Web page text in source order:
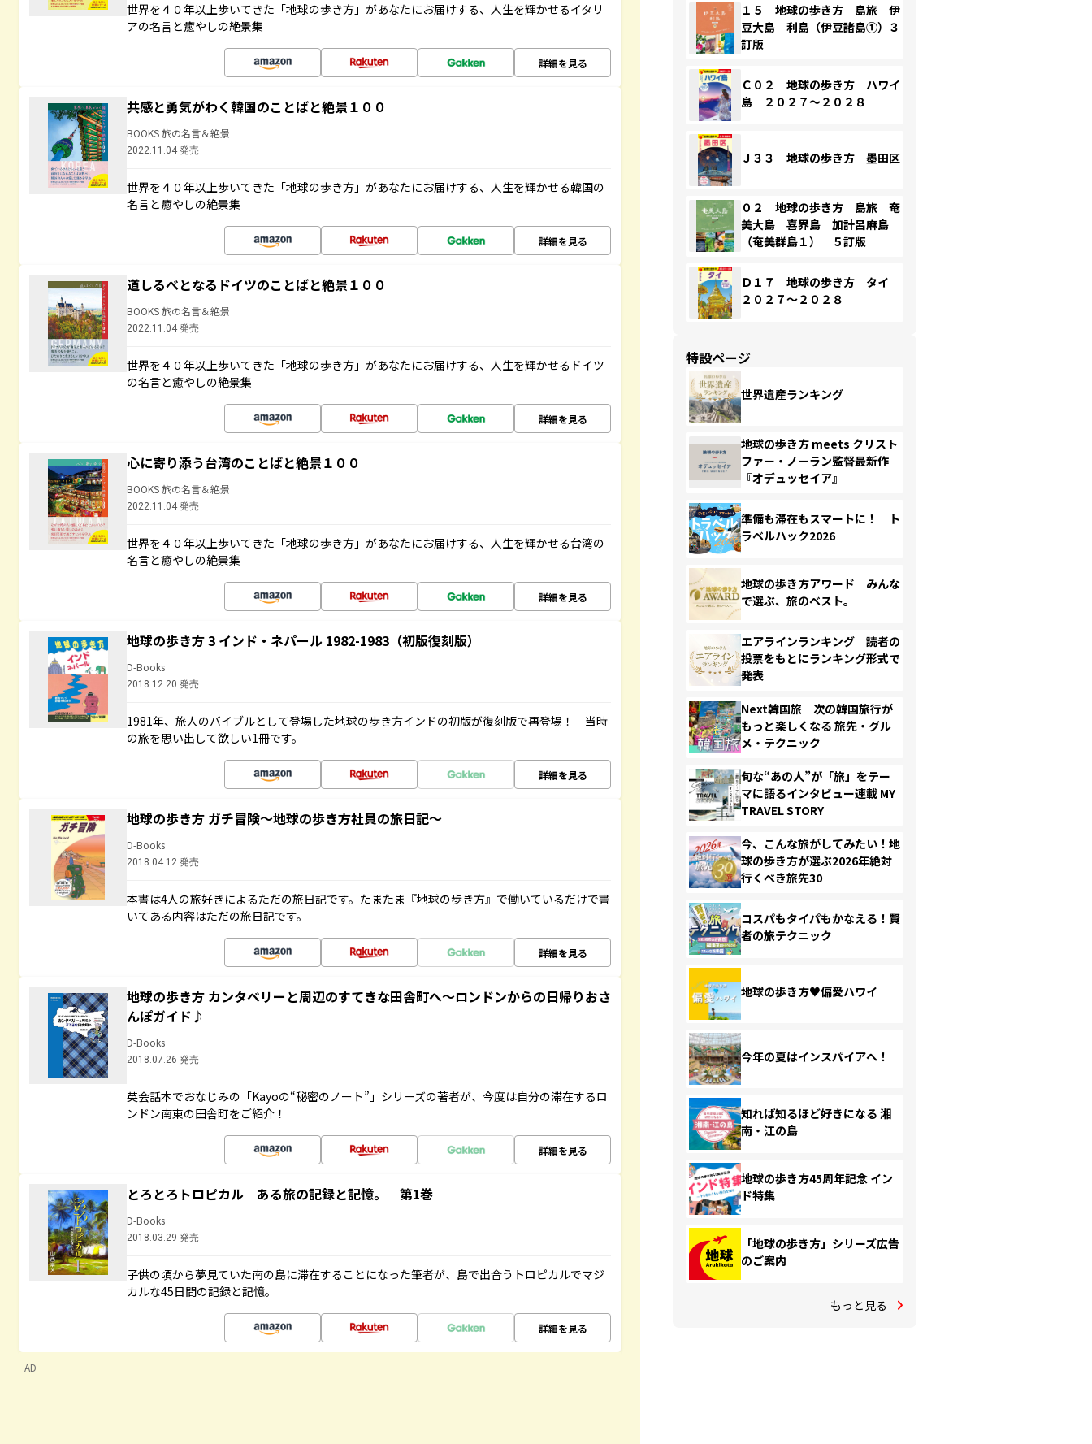
世界を４０年以上歩いてきた「地球の歩き方」があなたにお届けする、人生を輝かせるイタリ
アの名言と癒やしの絶景集
詳細を見る
共感と勇気がわく韓国のことばと絶景１００
BOOKS 旅の名言＆絶景
2022.11.04 発売
世界を４０年以上歩いてきた「地球の歩き方」があなたにお届けする、人生を輝かせる韓国の
名言と癒やしの絶景集
詳細を見る
道しるべとなるドイツのことばと絶景１００
BOOKS 旅の名言＆絶景
2022.11.04 発売
世界を４０年以上歩いてきた「地球の歩き方」があなたにお届けする、人生を輝かせるドイツ
の名言と癒やしの絶景集
詳細を見る
心に寄り添う台湾のことばと絶景１００
BOOKS 旅の名言＆絶景
2022.11.04 発売
世界を４０年以上歩いてきた「地球の歩き方」があなたにお届けする、人生を輝かせる台湾の
名言と癒やしの絶景集
詳細を見る
地球の歩き方 3 インド・ネパール 1982-1983（初版復刻版）
D-Books
2018.12.20 発売
1981年、旅人のバイブルとして登場した地球の歩き方インドの初版が復刻版で再登場！ 当時
の旅を思い出して欲しい1冊です。
詳細を見る
地球の歩き方 ガチ冒険～地球の歩き方社員の旅日記～
D-Books
2018.04.12 発売
本書は4人の旅好きによるただの旅日記です。たまたま『地球の歩き方』で働いているだけで書
いてある内容はただの旅日記です。
詳細を見る
地球の歩き方 カンタベリーと周辺のすてきな田舎町へ～ロンドンからの日帰りおさ
んぽガイド♪
D-Books
2018.07.26 発売
英会話本でおなじみの「Kayoの“秘密のノート”」シリーズの著者が、今度は自分の滞在するロ
ンドン南東の田舎町をご紹介！
詳細を見る
とろとろトロピカル ある旅の記録と記憶。 第1巻
D-Books
2018.03.29 発売
子供の頃から夢見ていた南の島に滞在することになった筆者が、島で出合うトロピカルでマジ
カルな45日間の記録と記憶。
詳細を見る
AD
１５ 地球の歩き方 島旅 伊
豆大島 利島（伊豆諸島①）３
訂版
Ｃ０２ 地球の歩き方 ハワイ
島 ２０２７～２０２８
Ｊ３３ 地球の歩き方 墨田区
０２ 地球の歩き方 島旅 奄
美大島 喜界島 加計呂麻島
（奄美群島１） ５訂版
Ｄ１７ 地球の歩き方 タイ
２０２７～２０２８
特設ページ
世界遺産ランキング
地球の歩き方 meets クリスト
ファー・ノーラン監督最新作
『オデュッセイア』
準備も滞在もスマートに！ ト
ラベルハック2026
地球の歩き方アワード みんな
で選ぶ、旅のベスト。
エアラインランキング 読者の
投票をもとにランキング形式で
発表
Next韓国旅 次の韓国旅行が
もっと楽しくなる 旅先・グル
メ・テクニック
旬な“あの人”が「旅」をテー
マに語るインタビュー連載 MY
TRAVEL STORY
今、こんな旅がしてみたい！地
球の歩き方が選ぶ2026年絶対
行くべき旅先30
コスパもタイパもかなえる！賢
者の旅テクニック
地球の歩き方♥偏愛ハワイ
今年の夏はインスパイアへ！
知れば知るほど好きになる 湘
南・江の島
地球の歩き方45周年記念 イン
ド特集
「地球の歩き方」シリーズ広告
のご案内
もっと見る